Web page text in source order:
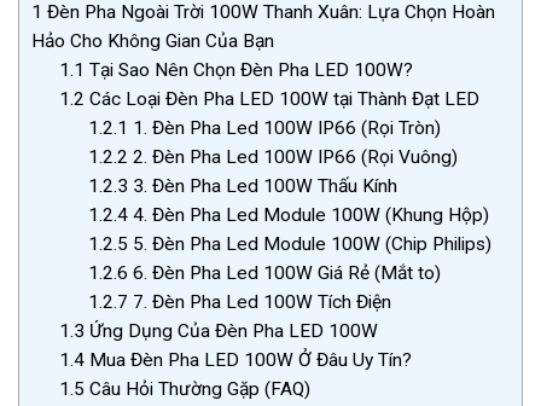
1 Đèn Pha Ngoài Trời 100W Thanh Xuân: Lựa Chọn Hoàn
Hảo Cho Không Gian Của Bạn
1.1 Tại Sao Nên Chọn Đèn Pha LED 100W?
1.2 Các Loại Đèn Pha LED 100W tại Thành Đạt LED
1.2.1 1. Đèn Pha Led 100W IP66 (Rọi Tròn)
1.2.2 2. Đèn Pha Led 100W IP66 (Rọi Vuông)
1.2.3 3. Đèn Pha Led 100W Thấu Kính
1.2.44. Đèn Pha Led Module 100W (Khung Hộp)
1.2.5 5. Đèn Pha Led Module 100W (Chip Philips)
1.2.6 6. Đèn Pha Led 100W Giá Rẻ (Mắt to)
1.2.7 7. Đèn Pha Led 100W Tích Điện
1.3 Ứng Dụng Của Đèn Pha LED 100W
1.4 Mua Đèn Pha LED 100W Ở Đâu Uy Tín?
1.5 Câu Hỏi Thường Gặp (FAQ)